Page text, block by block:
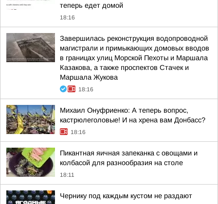
теперь едет домой
18:16
Завершилась реконструкция водопроводной
магистрали и примыкающих домовых вводов
в границах улиц Морской Пехоты и Маршала
Казакова, а также проспектов Стачек и
Маршала Жукова
18:16
Михаил Онуфриенко: А теперь вопрос,
кастрюлеголовые! И на хрена вам Донбасс?
18:16
Пикантная яичная запеканка с овощами и
колбасой для разнообразия на столе
18:11
Чернику под каждым кустом не раздают